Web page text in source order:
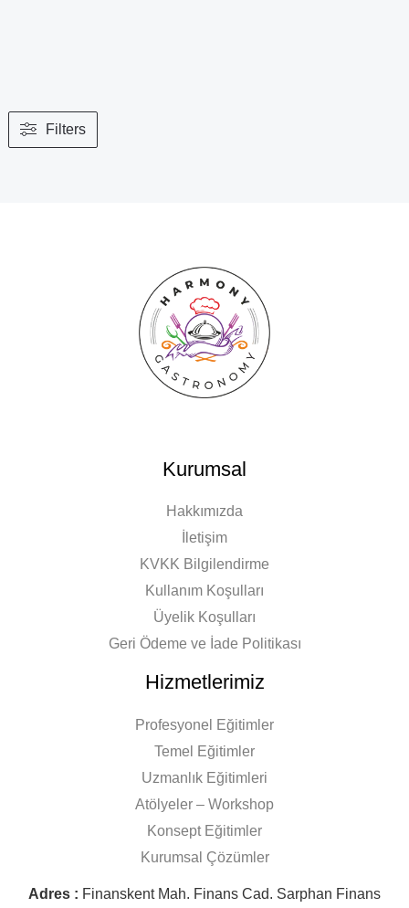
Filters
Kurumsal
Hakkımızda
İletişim
KVKK Bilgilendirme
Kullanım Koşulları
Üyelik Koşulları
Geri Ödeme ve İade Politikası
Hizmetlerimiz
Profesyonel Eğitimler
Temel Eğitimler
Uzmanlık Eğitimleri
Atölyeler – Workshop
Konsept Eğitimler
Kurumsal Çözümler
Adres : Finanskent Mah. Finans Cad. Sarphan Finans